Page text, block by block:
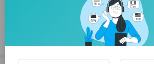
ПОДПИСЫВАЙСЯ
Плейлисты